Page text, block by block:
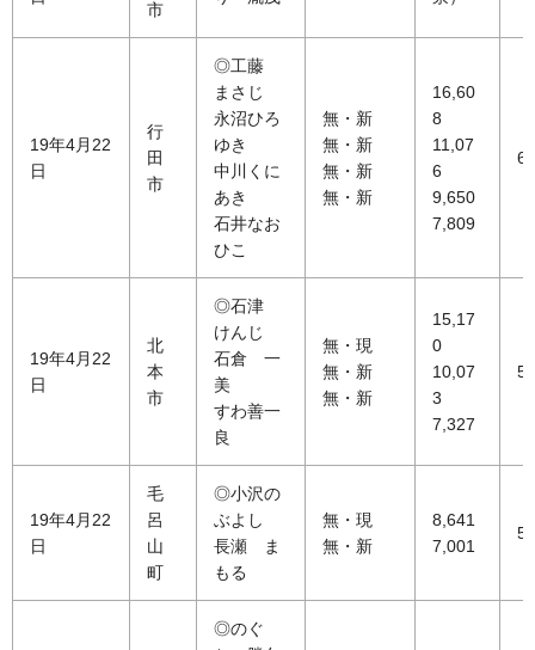
市
19年4月22
日
行
田
市
◎工藤
まさじ
永沼ひろ
ゆき
中川くに
あき
石井なお
ひこ
無・新
無・新
無・新
無・新
16,60
8
11,07
6
9,650
7,809
19年4月22
日
北
本
市
◎石津
けんじ
石倉 一
美
すわ善一
良
無・現
無・新
無・新
15,17
0
10,07
3
7,327
19年4月22
日
毛
呂
山
町
◎小沢の
ぶよし
長瀬 ま
もる
無・現
無・新
8,641
7,001
◎のぐ